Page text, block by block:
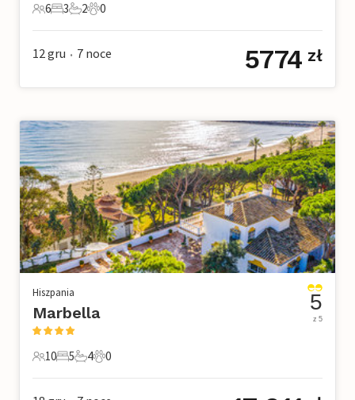
6 Goście
6
3 Sypialnie
3
2 Łazienki
2
0 Zwierzęta domowe
0
12 gru • 7 noce 5774 zł
Hiszpania
Marbella
10 Goście
10
5 Sypialnie
5
4 Łazienki
4
0 Zwierzęta domowe
0
5
z 5